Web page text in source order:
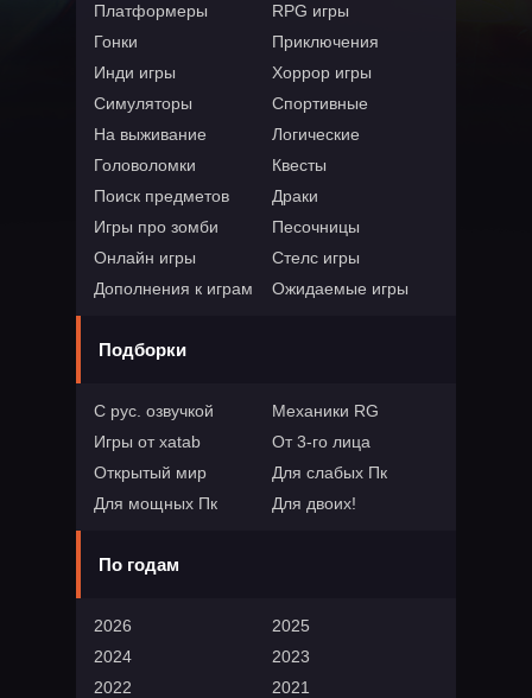
Платформеры
RPG игры
Гонки
Приключения
Инди игры
Хоррор игры
Симуляторы
Спортивные
На выживание
Логические
Головоломки
Квесты
Поиск предметов
Драки
Игры про зомби
Песочницы
Онлайн игры
Стелс игры
Дополнения к играм
Ожидаемые игры
Подборки
С рус. озвучкой
Механики RG
Игры от xatab
От 3-го лица
Открытый мир
Для слабых Пк
Для мощных Пк
Для двоих!
По годам
2026
2025
2024
2023
2022
2021